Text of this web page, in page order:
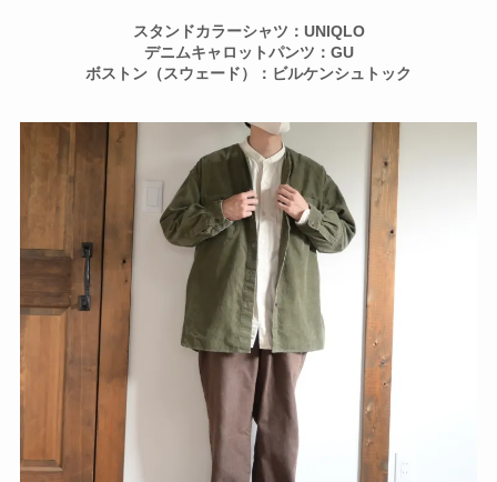
スタンドカラーシャツ：UNIQLO
デニムキャロットパンツ：GU
ボストン（スウェード）：ビルケンシュトック